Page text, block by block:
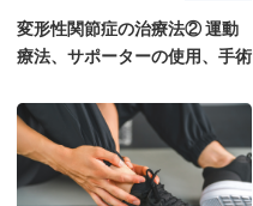
変形性関節症の治療法② 運動
療法、サポーターの使用、手術